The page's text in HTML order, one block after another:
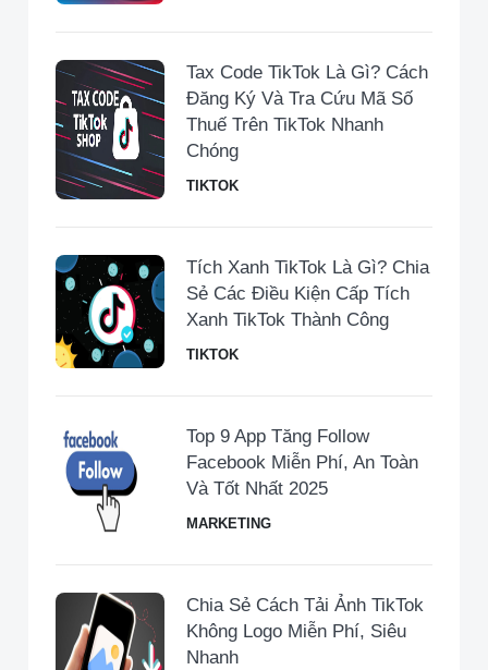
Tax Code TikTok Là Gì? Cách
Đăng Ký Và Tra Cứu Mã Số
Thuế Trên TikTok Nhanh
Chóng
TIKTOK
Tích Xanh TikTok Là Gì? Chia
Sẻ Các Điều Kiện Cấp Tích
Xanh TikTok Thành Công
TIKTOK
Top 9 App Tăng Follow
Facebook Miễn Phí, An Toàn
Và Tốt Nhất 2025
MARKETING
Chia Sẻ Cách Tải Ảnh TikTok
Không Logo Miễn Phí, Siêu
Nhanh